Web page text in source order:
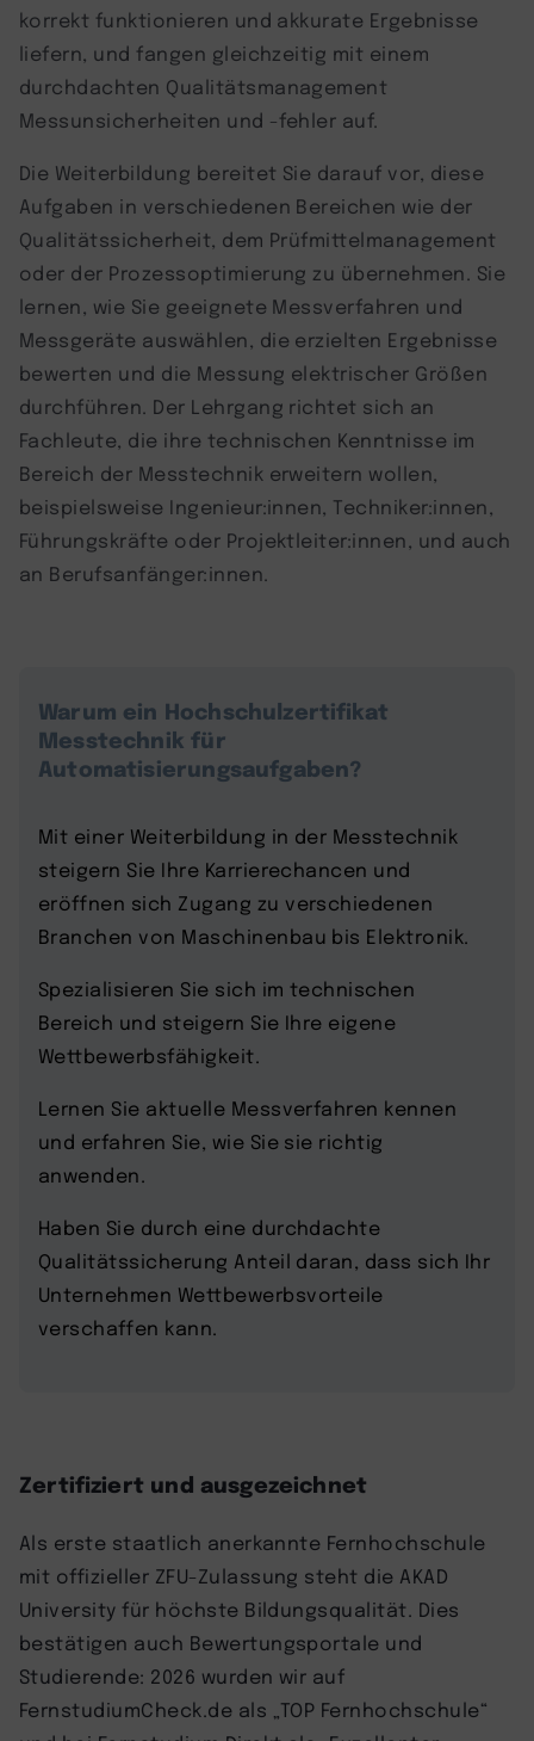
korrekt funktionieren und akkurate Ergebnisse
liefern, und fangen gleichzeitig mit einem
durchdachten Qualitätsmanagement
Messunsicherheiten und -fehler auf.
Die Weiterbildung bereitet Sie darauf vor, diese
Aufgaben in verschiedenen Bereichen wie der
Qualitätssicherheit, dem Prüfmittelmanagement
oder der Prozessoptimierung zu übernehmen. Sie
lernen, wie Sie geeignete Messverfahren und
Messgeräte auswählen, die erzielten Ergebnisse
bewerten und die Messung elektrischer Größen
durchführen. Der Lehrgang richtet sich an
Fachleute, die ihre technischen Kenntnisse im
Bereich der Messtechnik erweitern wollen,
beispielsweise Ingenieur:innen, Techniker:innen,
Führungskräfte oder Projektleiter:innen, und auch
an Berufsanfänger:innen.
Warum ein Hochschulzertifikat
Messtechnik für
Automatisierungsaufgaben?
Mit einer Weiterbildung in der Messtechnik
steigern Sie Ihre Karrierechancen und
eröffnen sich Zugang zu verschiedenen
Branchen von Maschinenbau bis Elektronik.
Spezialisieren Sie sich im technischen
Bereich und steigern Sie Ihre eigene
Wettbewerbsfähigkeit.
Lernen Sie aktuelle Messverfahren kennen
und erfahren Sie, wie Sie sie richtig
anwenden.
Haben Sie durch eine durchdachte
Qualitätssicherung Anteil daran, dass sich Ihr
Unternehmen Wettbewerbsvorteile
verschaffen kann.
Zertifiziert und ausgezeichnet
Als erste staatlich anerkannte Fernhochschule
mit offizieller ZFU-Zulassung steht die AKAD
University für höchste Bildungsqualität. Dies
bestätigen auch Bewertungsportale und
Studierende: 2026 wurden wir auf
FernstudiumCheck.de als „TOP Fernhochschule“